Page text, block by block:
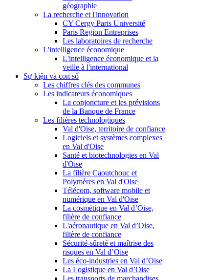
géographie
La recherche et l'innovation
CY Cergy Paris Université
Paris Region Entreprises
Les laboratoires de recherche
L'intelligence économique
L'intelligence économique et la
veille à l'international
Sự kiện và con số
Les chiffres clés des communes
Les indicateurs économiques
La conjoncture et les prévisions
de la Banque de France
Les filières technologiques
Val d'Oise, territoire de confiance
Logiciels et systèmes complexes
en Val d'Oise
Santé et biotechnologies en Val
d'Oise
La filière Caoutchouc et
Polymères en Val d'Oise
Télécom, software mobile et
numérique en Val d'Oise
La cosmétique en Val d’Oise,
filière de confiance
L'aéronautique en Val d’Oise,
filière de confiance
Sécurité-sûreté et maîtrise des
risques en Val d’Oise
Les éco-industries en Val d’Oise
La Logistique en Val d’Oise
Les transports de marchandises